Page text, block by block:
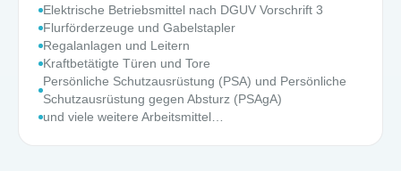
Elektrische Betriebsmittel nach DGUV Vorschrift 3
Flurförderzeuge und Gabelstapler
Regalanlagen und Leitern
Kraftbetätigte Türen und Tore
Persönliche Schutzausrüstung (PSA) und Persönliche
Schutzausrüstung gegen Absturz (PSAgA)
und viele weitere Arbeitsmittel…